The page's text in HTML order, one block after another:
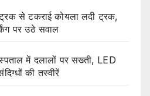
ट्रक से टकराई कोयला लदी ट्रक,
पर उठे सवाल
में दलालों पर सख्ती, LED
की तस्वीरें